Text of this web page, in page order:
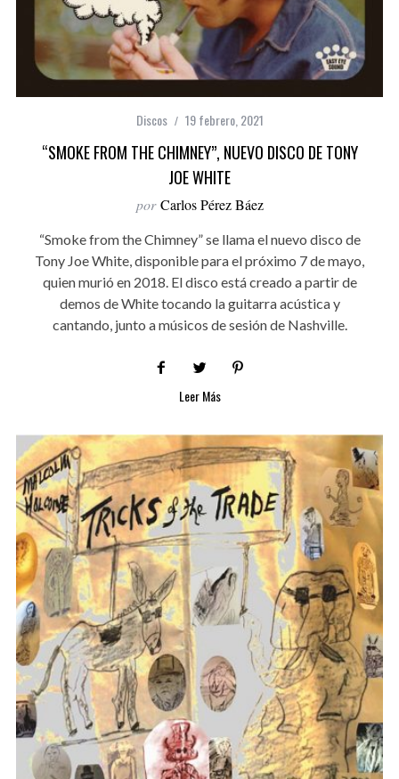
Discos 19 febrero, 2021
“SMOKE FROM THE CHIMNEY”, NUEVO DISCO DE TONY
JOE WHITE
por Carlos Pérez Báez
“Smoke from the Chimney” se llama el nuevo disco de
Tony Joe White, disponible para el próximo 7 de mayo,
quien murió en 2018. El disco está creado a partir de
demos de White tocando la guitarra acústica y
cantando, junto a músicos de sesión de Nashville.
Leer Más